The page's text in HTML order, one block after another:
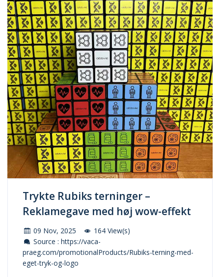
Trykte Rubiks terninger –
Reklamegave med høj wow-effekt
09 Nov, 2025
164 View(s)
Source : https://vaca-
praeg.com/promotionalProducts/Rubiks-terning-med-
eget-tryk-og-logo